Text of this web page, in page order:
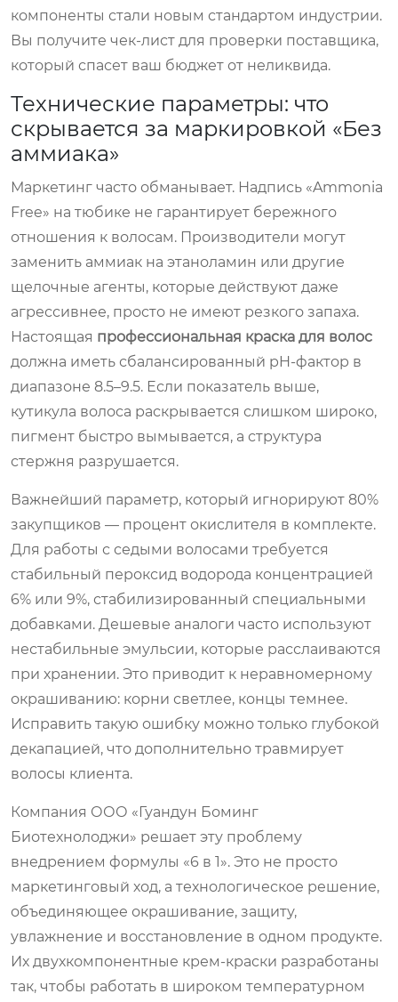
компоненты стали новым стандартом индустрии.
Вы получите чек-лист для проверки поставщика,
который спасет ваш бюджет от неликвида.
Технические параметры: что
скрывается за маркировкой «Без
аммиака»
Маркетинг часто обманывает. Надпись «Ammonia
Free» на тюбике не гарантирует бережного
отношения к волосам. Производители могут
заменить аммиак на этаноламин или другие
щелочные агенты, которые действуют даже
агрессивнее, просто не имеют резкого запаха.
Настоящая профессиональная краска для волос
должна иметь сбалансированный pH-фактор в
диапазоне 8.5–9.5. Если показатель выше,
кутикула волоса раскрывается слишком широко,
пигмент быстро вымывается, а структура
стержня разрушается.
Важнейший параметр, который игнорируют 80%
закупщиков — процент окислителя в комплекте.
Для работы с седыми волосами требуется
стабильный пероксид водорода концентрацией
6% или 9%, стабилизированный специальными
добавками. Дешевые аналоги часто используют
нестабильные эмульсии, которые расслаиваются
при хранении. Это приводит к неравномерному
окрашиванию: корни светлее, концы темнее.
Исправить такую ошибку можно только глубокой
декапацией, что дополнительно травмирует
волосы клиента.
Компания ООО «Гуандун Боминг
Биотехнолоджи» решает эту проблему
внедрением формулы «6 в 1». Это не просто
маркетинговый ход, а технологическое решение,
объединяющее окрашивание, защиту,
увлажнение и восстановление в одном продукте.
Их двухкомпонентные крем-краски разработаны
так, чтобы работать в широком температурном